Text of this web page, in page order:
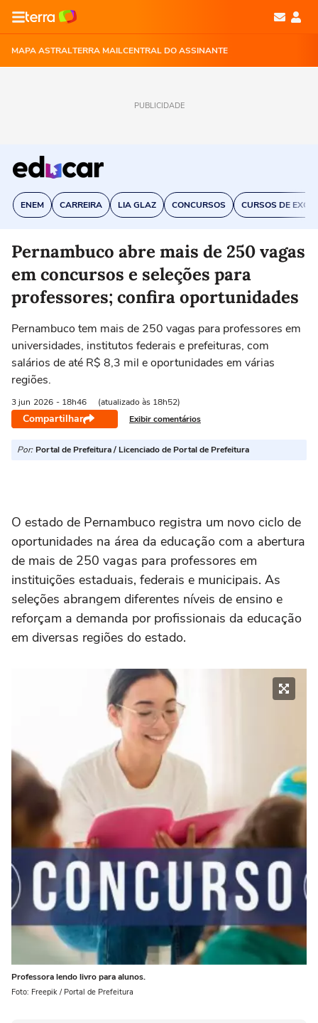
MAPA ASTRALTERRA MAILCENTRAL DO ASSINANTE
PUBLICIDADE
ENEM CARREIRA LIA GLAZ CONCURSOS CURSOS DE EXCEL
Pernambuco abre mais de 250 vagas
em concursos e seleções para
professores; confira oportunidades
Pernambuco tem mais de 250 vagas para professores em
universidades, institutos federais e prefeituras, com
salários de até R$ 8,3 mil e oportunidades em várias
regiões.
3 jun 2026 - 18h46 (atualizado às 18h52)
Compartilhar Exibir comentários
Por: Portal de Prefeitura / Licenciado de Portal de Prefeitura
O estado de Pernambuco registra um novo ciclo de
oportunidades na área da educação com a abertura
de mais de 250 vagas para professores em
instituições estaduais, federais e municipais. As
seleções abrangem diferentes níveis de ensino e
reforçam a demanda por profissionais da educação
em diversas regiões do estado.
Professora lendo livro para alunos.
Foto: Freepik / Portal de Prefeitura